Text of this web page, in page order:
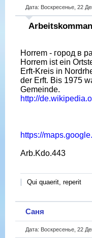
Дата: Воскресенье, 22
Horrem - город в
Horrem ist ein
Erft-Kreis in
der Erft. Bis 1975
Gemeinde.
http://
https://
Arb.Kdo.443
Qui quaerit, reperit
Саня
Дата: Воскресенье, 22